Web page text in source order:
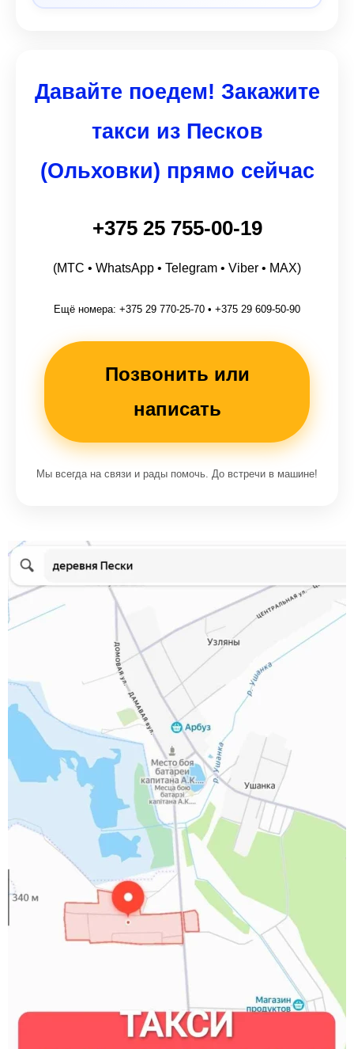
Давайте поедем! Закажите
такси из Песков
(Ольховки) прямо сейчас
+375 25 755-00-19
(МТС • WhatsApp • Telegram • Viber • MAX)
Ещё номера: +375 29 770-25-70 • +375 29 609-50-90
Позвонить или
написать
Мы всегда на связи и рады помочь. До встречи в машине!